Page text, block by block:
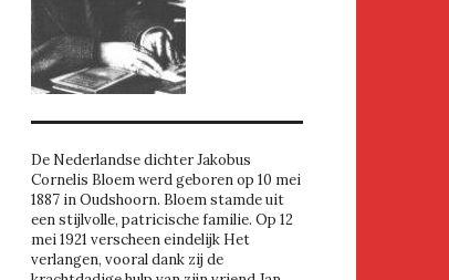
De Nederlandse dichter Jakobus
Cornelis Bloem werd geboren op 10 mei
1887 in Oudshoorn. Bloem stamde uit
een stijlvolle, patricische familie. Op 12
mei 1921 verscheen eindelijk Het
verlangen, vooral dank zij de